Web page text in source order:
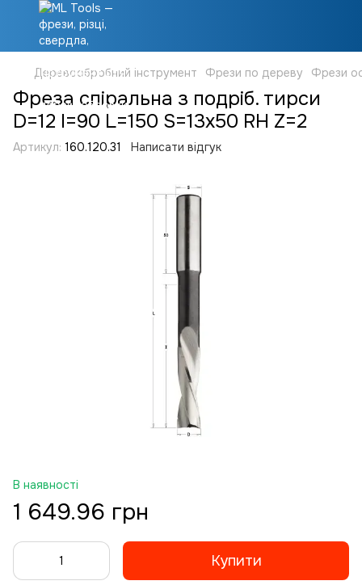
Деревообробний інструмент Фрези по дереву Фрези
Фреза спіральна з подріб. тирси
D=12 I=90 L=150 S=13x50 RH Z=2
Артикул: 160.120.31 Написати відгук
В наявності
1 649.96 грн
Купити